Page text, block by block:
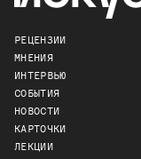
РЕЦЕНЗИИ
МНЕНИЯ
ИНТЕРВЬЮ
СОБЫТИЯ
НОВОСТИ
КАРТОЧКИ
ЛЕКЦИИ